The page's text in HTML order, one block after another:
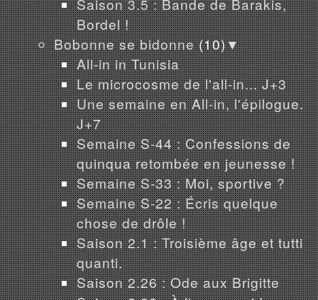
Saison 3.5 : Bande de Barakis,
Bordel !
Bobonne se bidonne (10)▼
All-in in Tunisia
Le microcosme de l'all-in... J+3
Une semaine en All-in, l'épilogue.
J+7
Semaine S-44 : Confessions de
quinqua retombée en jeunesse !
Semaine S-33 : Moi, sportive ?
Semaine S-22 : Écris quelque
chose de drôle !
Saison 2.1 : Troisième âge et tutti
quanti.
Saison 2.26 : Ode aux Brigitte